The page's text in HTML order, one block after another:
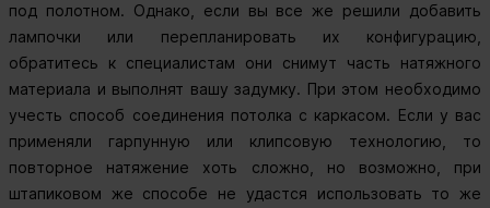
под полотном. Однако, если вы все же решили добавить
лампочки или перепланировать их конфигурацию,
обратитесь к специалистам они снимут часть натяжного
материала и выполнят вашу задумку. При этом необходимо
учесть способ соединения потолка с каркасом. Если у вас
применяли гарпунную или клипсовую технологию, то
повторное натяжение хоть сложно, но возможно, при
штапиковом же способе не удастся использовать то же